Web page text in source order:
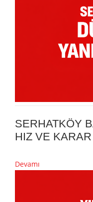
SERHATKÖY
HIZ VE
Devamı